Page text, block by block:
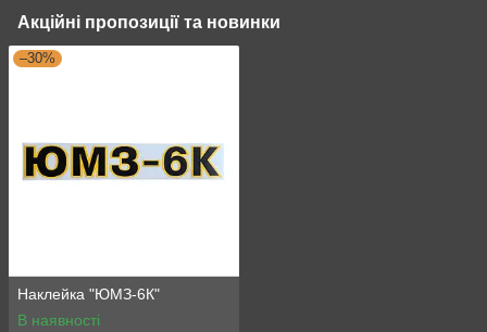
Акційні пропозиції та новинки
–30%
Наклейка "ЮМЗ-6К"
В наявності